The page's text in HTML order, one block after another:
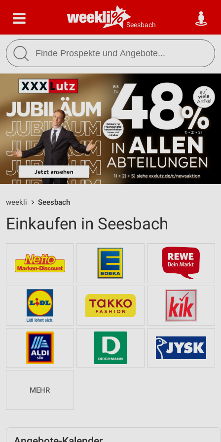
Seesbach
weekli Seesbach
Einkaufen in Seesbach
MEHR